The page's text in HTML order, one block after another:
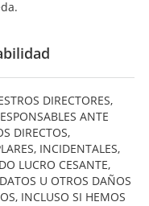
DIRECTORES,
ANTE
DIRECTOS,
INCIDENTALES,
LUCRO CESANTE,
U OTROS DAÑOS
INCLUSO SI HEMOS